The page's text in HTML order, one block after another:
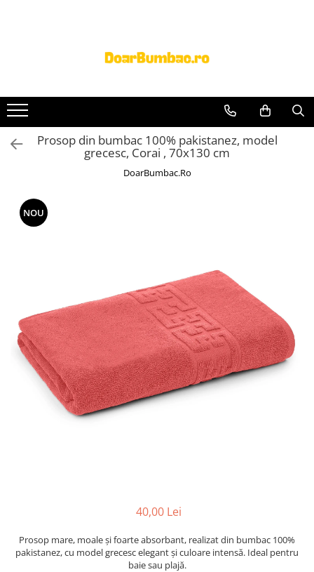
SET 5 Prosoape 100% Bumbac
Prosop din bumbac 100% pakistanez, model
grecesc, Corai , 70x130 cm
DoarBumbac.Ro
NOU
40,00 Lei
Prosop mare, moale și foarte absorbant, realizat din bumbac 100%
pakistanez, cu model grecesc elegant și culoare intensă. Ideal pentru
baie sau plajă.